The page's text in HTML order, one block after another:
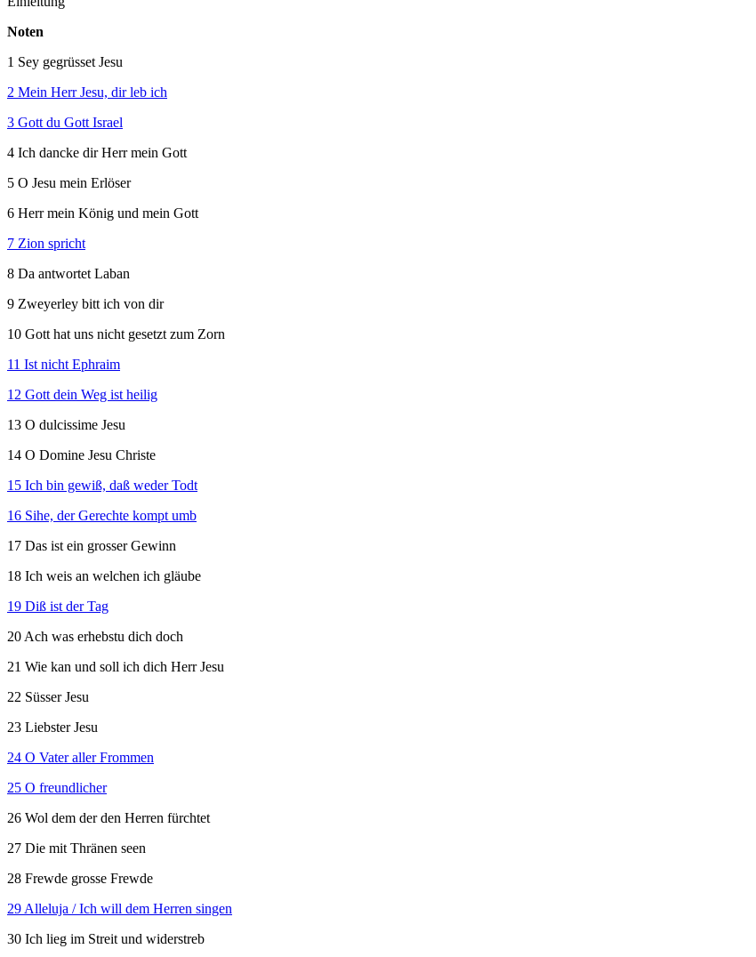
Noten
1 Sey gegrüsset Jesu
2 Mein Herr Jesu, dir leb ich
3 Gott du Gott Israel
4 Ich dancke dir Herr mein Gott
5 O Jesu mein Erlöser
6 Herr mein König und mein Gott
7 Zion spricht
8 Da antwortet Laban
9 Zweyerley bitt ich von dir
10 Gott hat uns nicht gesetzt zum Zorn
11 Ist nicht Ephraim
12 Gott dein Weg ist heilig
13 O dulcissime Jesu
14 O Domine Jesu Christe
15 Ich bin gewiß, daß weder Todt
16 Sihe, der Gerechte kompt umb
17 Das ist ein grosser Gewinn
18 Ich weis an welchen ich gläube
19 Diß ist der Tag
20 Ach was erhebstu dich doch
21 Wie kan und soll ich dich Herr Jesu
22 Süsser Jesu
23 Liebster Jesu
24 O Vater aller Frommen
25 O freundlicher
26 Wol dem der den Herren fürchtet
27 Die mit Thränen seen
28 Frewde grosse Frewde
29 Alleluja / Ich will dem Herren singen
30 Ich lieg im Streit und widerstreb